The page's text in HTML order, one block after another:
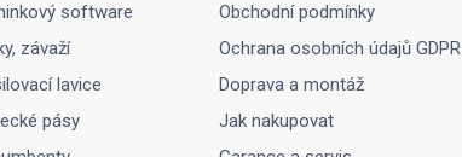
software
závaží
lavice
pásy
Obchodní podmínky
Ochrana osobních údajů GDPR
Doprava a montáž
Jak nakupovat